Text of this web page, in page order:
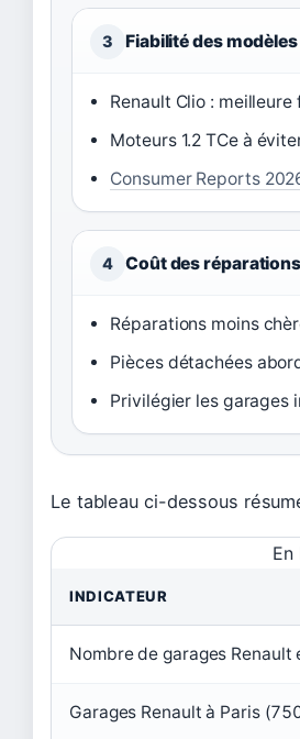
3 Fiabilité des modèles
Renault Clio :
Moteurs 1.2 TCe à
Consumer Reports
4 Coût des réparations
Réparations moins
Pièces détachées
Privilégier les garages
Le tableau ci-dessous
En
INDICATEUR
Nombre de garages Renault
Garages Renault à Paris